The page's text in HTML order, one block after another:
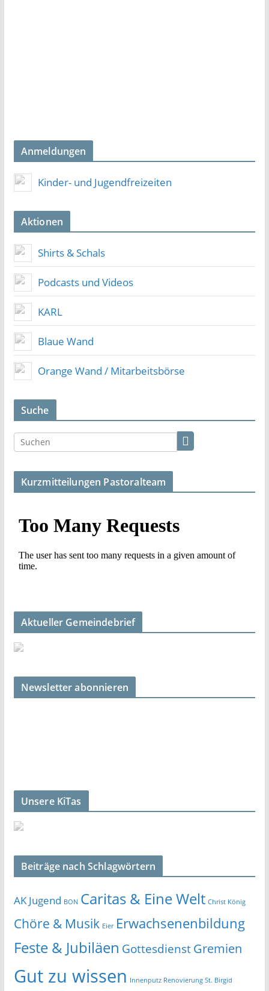
Anmeldungen
Kinder- und Jugendfreizeiten
Aktionen
Shirts & Schals
Podcasts und Videos
KARL
Blaue Wand
Orange Wand / Mitarbeitsbörse
Suche
Kurzmitteilungen Pastoralteam
Aktueller Gemeindebrief
Newsletter abonnieren
Unsere KiTas
Beiträge nach Schlagwörtern
AK Jugend BON Caritas & Eine Welt Christ König
Chöre & Musik Eier Erwachsenenbildung
Feste & Jubiläen GottesdienstGremien
Gut zu wissen Innenputz Renovierung St. Birgid